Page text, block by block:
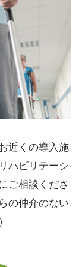
近くの導入施
ハビリテーシ
ご相談くださ
の仲介のない